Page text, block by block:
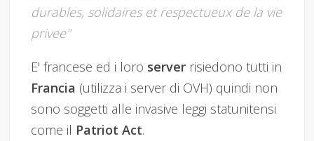
durables, solidaires et respectueux de la vie
privee"
E' francese ed i loro server risiedono tutti in
Francia (utilizza i server di OVH) quindi non
sono soggetti alle invasive leggi statunitensi
come il Patriot Act.